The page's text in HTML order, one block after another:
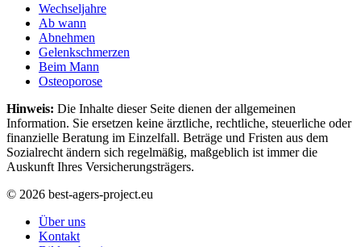
Wechseljahre
Ab wann
Abnehmen
Gelenkschmerzen
Beim Mann
Osteoporose
Hinweis: Die Inhalte dieser Seite dienen der allgemeinen
Information. Sie ersetzen keine ärztliche, rechtliche, steuerliche oder
finanzielle Beratung im Einzelfall. Beträge und Fristen aus dem
Sozialrecht ändern sich regelmäßig, maßgeblich ist immer die
Auskunft Ihres Versicherungsträgers.
© 2026 best-agers-project.eu
Über uns
Kontakt